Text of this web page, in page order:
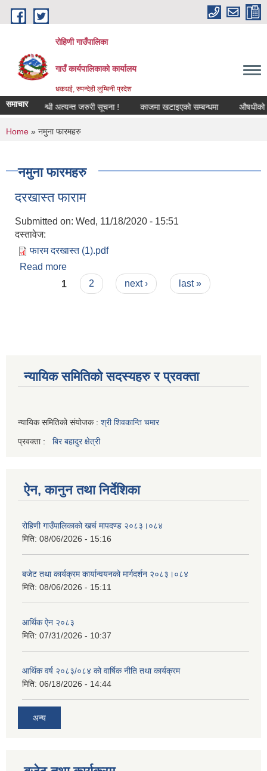
Skip to main content
रोहिणी गाउँपालिका
गाउँ कार्यपालिकाको कार्यालय
धकधई, रुपन्देही लुम्बिनी प्रदेश
समाचारसम्बन्धी अत्यन्त जरुरी सूचना ! काजमा खटाइएको सम्बन्धमा औषधीको
You are here
Home » नमुना फारमहरु
नमुना फारमहरु
दरखास्त फाराम
Submitted on: Wed, 11/18/2020 - 15:51
दस्तावेज:
फारम दरखास्त (1).pdf
Read more
Pages
1 2 next › last »
न्यायिक समितिको सदस्यहरु र प्रवक्ता
न्यायिक समितिको संयोजक : श्री शिवकान्ति चमार
प्रवक्ता : बिर बहादुर क्षेत्री
ऐन, कानुन तथा निर्देशिका
रोहिणी गाउँपालिकाको खर्च मापदण्ड २०८३।०८४
मिति: 08/06/2026 - 15:16
बजेट तथा कार्यक्रम कार्यान्वयनको मार्गदर्शन २०८३।०८४
मिति: 08/06/2026 - 15:11
आर्थिक ऐन २०८३
मिति: 07/31/2026 - 10:37
आर्थिक वर्ष २०८३/०८४ को वार्षिक नीति तथा कार्यक्रम
मिति: 06/18/2026 - 14:44
अन्य